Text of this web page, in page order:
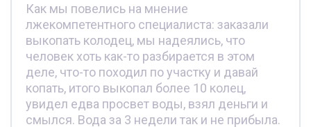
Как мы повелись на мнение
лжекомпетентного специалиста: заказали
выкопать колодец, мы надеялись, что
человек хоть как-то разбирается в этом
деле, что-то походил по участку и давай
копать, итого выкопал более 10 колец,
увидел едва просвет воды, взял деньги и
смылся. Вода за 3 недели так и не прибыла.